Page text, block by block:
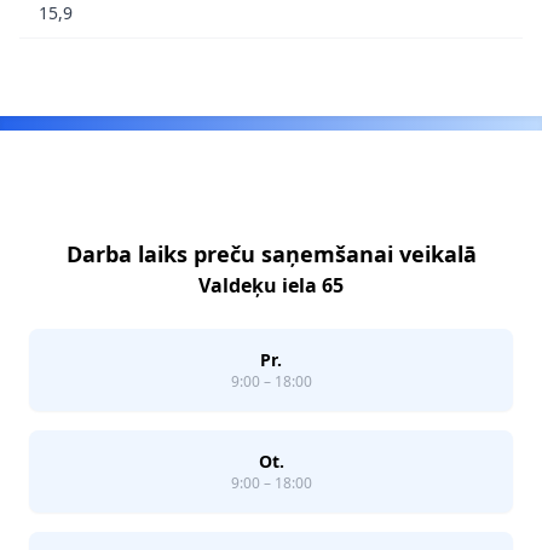
15,9
Darba laiks preču saņemšanai veikalā
Valdeķu iela 65
Pr.
9:00 – 18:00
Ot.
9:00 – 18:00